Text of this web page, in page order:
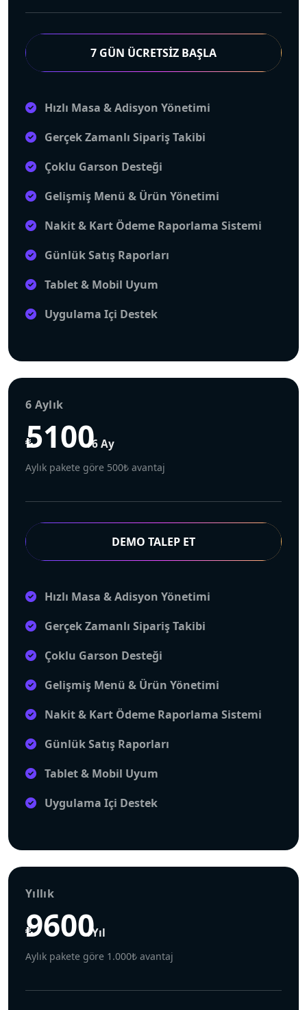
7 GÜN ÜCRETSİZ BAŞLA
Hızlı Masa & Adisyon Yönetimi
Gerçek Zamanlı Sipariş Takibi
Çoklu Garson Desteği
Gelişmiş Menü & Ürün Yönetimi
Nakit & Kart Ödeme Raporlama Sistemi
Günlük Satış Raporları
Tablet & Mobil Uyum
Uygulama Içi Destek
6 Aylık
₺
5100/6 Ay
Aylık pakete göre 500₺ avantaj
DEMO TALEP ET
Hızlı Masa & Adisyon Yönetimi
Gerçek Zamanlı Sipariş Takibi
Çoklu Garson Desteği
Gelişmiş Menü & Ürün Yönetimi
Nakit & Kart Ödeme Raporlama Sistemi
Günlük Satış Raporları
Tablet & Mobil Uyum
Uygulama Içi Destek
Yıllık
₺
9600/yıl
Aylık pakete göre 1.000₺ avantaj